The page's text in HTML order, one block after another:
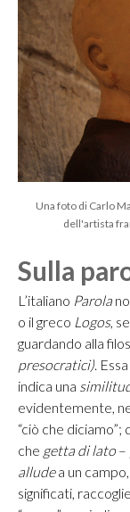
Una foto di Carlo
dell'artista
Sulla
L’italiano Parola
o il greco Logos,
guardando alla
presocratici).
indica una
evidentemente,
“ciò che
che getta di lato–
alludea un
significati,